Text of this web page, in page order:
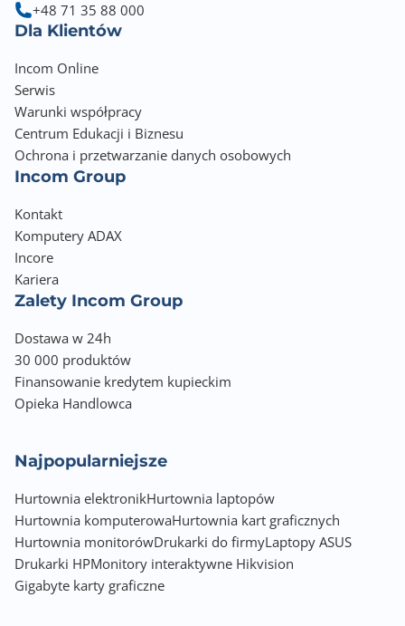
+48 71 35 88 000
Dla Klientów
Incom Online
Serwis
Warunki współpracy
Centrum Edukacji i Biznesu
Ochrona i przetwarzanie danych osobowych
Incom Group
Kontakt
Komputery ADAX
Incore
Kariera
Zalety Incom Group
Dostawa w 24h
30 000 produktów
Finansowanie kredytem kupieckim
Opieka Handlowca
Najpopularniejsze
Hurtownia elektronikHurtownia laptopów
Hurtownia komputerowaHurtownia kart graficznych
Hurtownia monitorówDrukarki do firmyLaptopy ASUS
Drukarki HPMonitory interaktywne Hikvision
Gigabyte karty graficzne